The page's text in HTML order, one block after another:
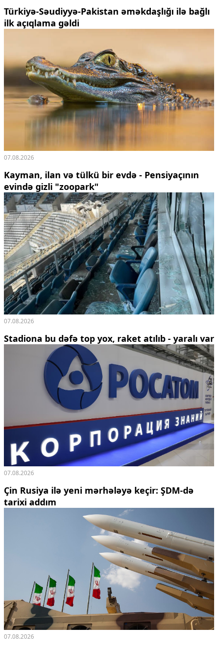
Türkiyə-Səudiyyə-Pakistan əməkdaşlığı ilə bağlı
ilk açıqlama gəldi
07.08.2026
Kayman, ilan və tülkü bir evdə - Pensiyaçının
evində gizli "zoopark"
07.08.2026
Stadiona bu dəfə top yox, raket atılıb - yaralı var
07.08.2026
Çin Rusiya ilə yeni mərhələyə keçir: ŞDM-də
tarixi addım
07.08.2026